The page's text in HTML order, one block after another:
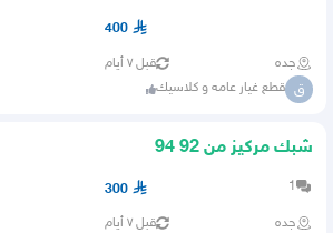
400
جده قبل ٧ أيام
ق قطع غيار عامه و كلاسيك
شبك مركيز من 92 94
1
300
جده قبل ٧ أيام